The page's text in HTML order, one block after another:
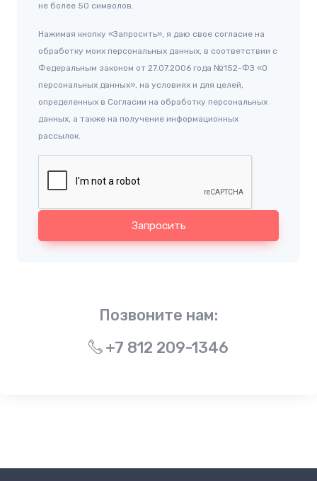
не более 50 символов.
Нажимая кнопку «Запросить», я даю свое согласие на
обработку моих персональных данных, в соответствии с
Федеральным законом от 27.07.2006 года №152-ФЗ «О
персональных данных», на условиях и для целей,
определенных в Согласии на обработку персональных
данных, а также на получение информационных
рассылок.
Запросить
Позвоните нам:
+7 812 209-1346